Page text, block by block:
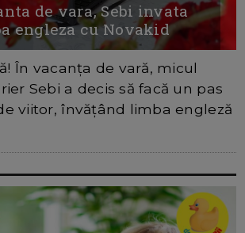
de vara, Sebi invata
engleza cu Novakid
În vacanța de vară, micul
Sebi a decis să facă un pas
viitor, învățând limba engleză